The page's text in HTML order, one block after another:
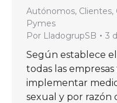
Autónomos, Clientes,
Pymes
Por LladogrupSB 3
Según establece
todas las
implementar
sexual y por razón